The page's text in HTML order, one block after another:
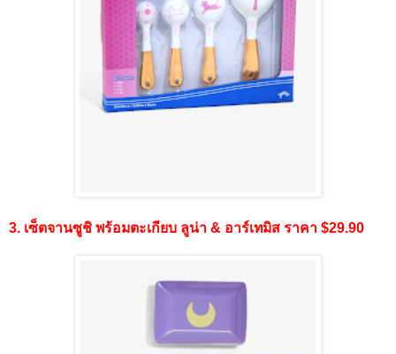
3. เซ็ตจานซูชิ พร้อมตะเกียบ ลูน่า & อาร์เทมิส ราคา $29.90